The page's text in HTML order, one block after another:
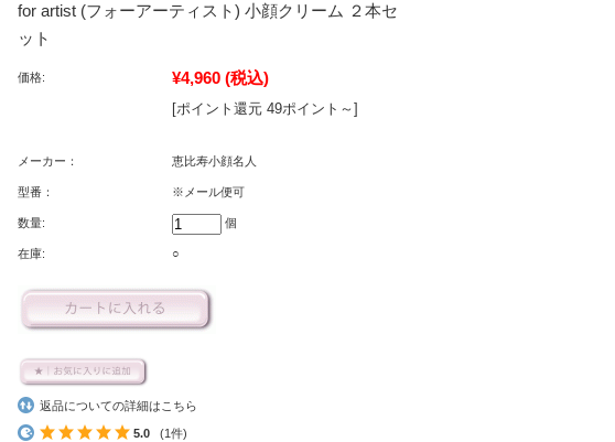
for artist (フォーアーティスト) 小顔クリーム ２本セ
ット
価格: ¥4,960 (税込)
[ポイント還元 49ポイント～]
メーカー： 恵比寿小顔名人
型番： ※メール便可
数量: 個
在庫: ○
返品についての詳細はこちら
5.0 (1件)